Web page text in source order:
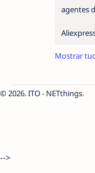
agentes
2026.ITO - NETthings.
-->